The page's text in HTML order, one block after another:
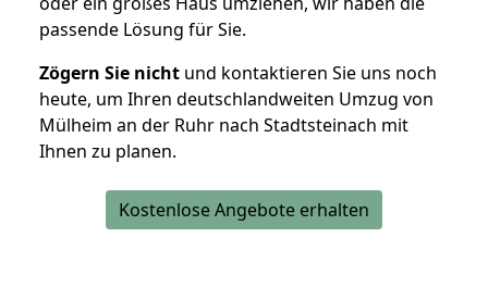
passende Lösung für Sie.
Zögern Sie nicht und kontaktieren Sie uns noch
heute, um Ihren deutschlandweiten Umzug von
Mülheim an der Ruhr nach Stadtsteinach mit
Ihnen zu planen.
Kostenlose Angebote erhalten